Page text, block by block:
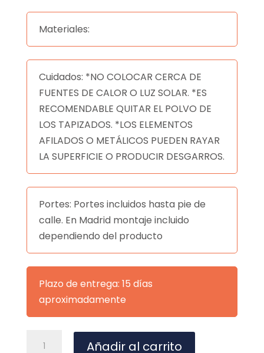
Materiales:
Cuidados: *NO COLOCAR CERCA DE
FUENTES DE CALOR O LUZ SOLAR. *ES
RECOMENDABLE QUITAR EL POLVO DE
LOS TAPIZADOS. *LOS ELEMENTOS
AFILADOS O METÁLICOS PUEDEN RAYAR
LA SUPERFICIE O PRODUCIR DESGARROS.
Portes: Portes incluidos hasta pie de
calle. En Madrid montaje incluido
dependiendo del producto
Plazo de entrega: 15 días
aproximadamente
Añadir al carrito